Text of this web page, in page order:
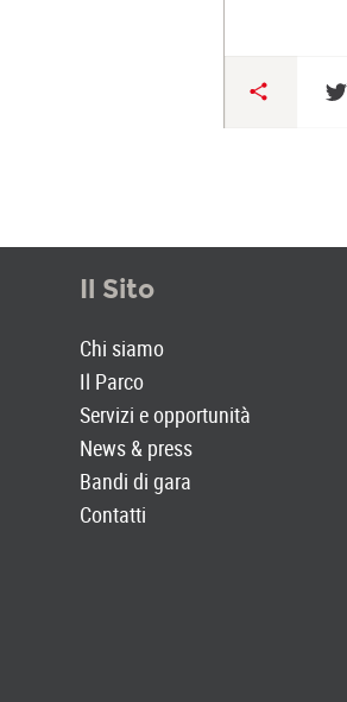
Il Sito
Chi siamo
Il Parco
Servizi e opportunità
News & press
Bandi di gara
Contatti